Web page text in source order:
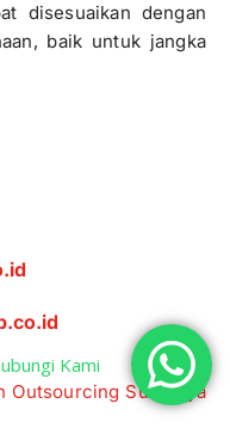
disesuaikan dengan
baik untuk jangka
Outsourcing Surabaya
Kami